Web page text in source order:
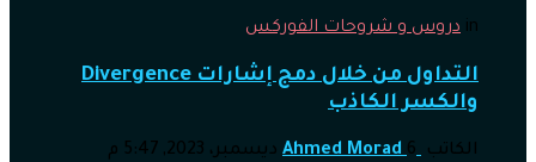
in دروس و شروحات الفوركس
التداول من خلال دمج إشارات Divergence
والكسر الكاذب
الكاتب Ahmed Morad 6 ديسمبر، 2023, 5:47 م